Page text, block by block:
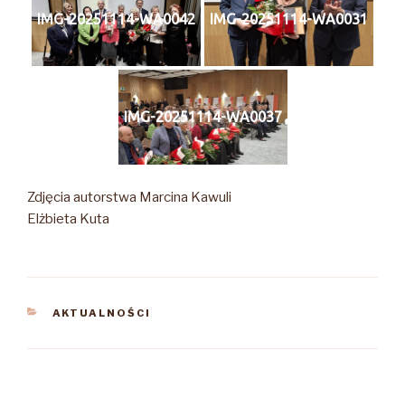
IMG-20251114-WA0042 IMG-20251114-WA0031
IMG-20251114-WA0037
Zdjęcia autorstwa Marcina Kawuli
Elżbieta Kuta
KATEGORIE
AKTUALNOŚCI